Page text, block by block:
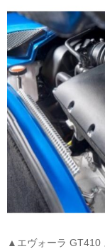
▲エヴォーラ GT410